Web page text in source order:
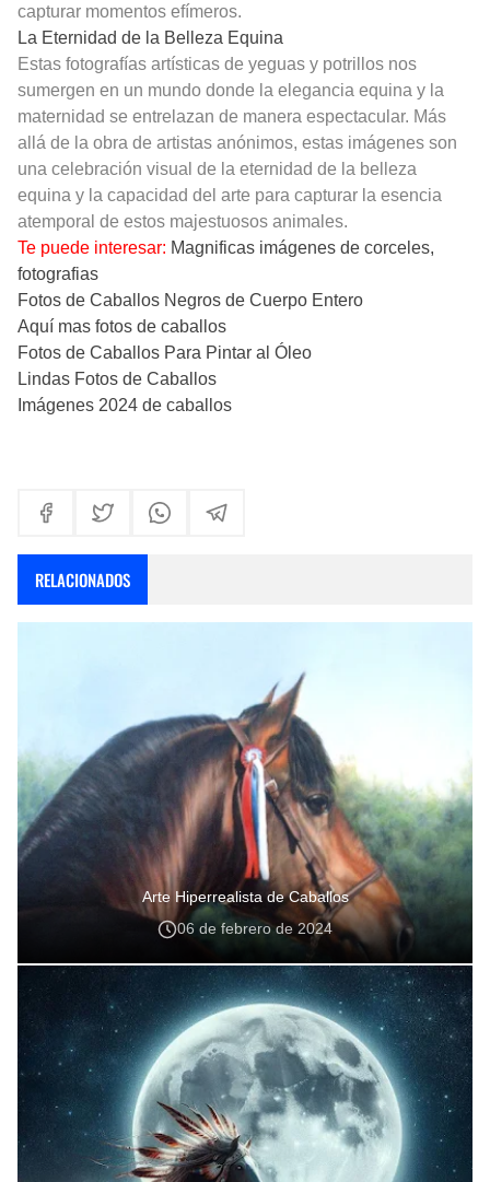
capturar momentos efímeros.
La Eternidad de la Belleza Equina
Estas fotografías artísticas de yeguas y potrillos nos
sumergen en un mundo donde la elegancia equina y la
maternidad se entrelazan de manera espectacular. Más
allá de la obra de artistas anónimos, estas imágenes son
una celebración visual de la eternidad de la belleza
equina y la capacidad del arte para capturar la esencia
atemporal de estos majestuosos animales.
Te puede interesar: Magnificas imágenes de corceles,
fotografias
Fotos de Caballos Negros de Cuerpo Entero
Aquí mas fotos de caballos
Fotos de Caballos Para Pintar al Óleo
Lindas Fotos de Caballos
Imágenes 2024 de caballos
RELACIONADOS
Arte Hiperrealista de Caballos
06 de febrero de 2024